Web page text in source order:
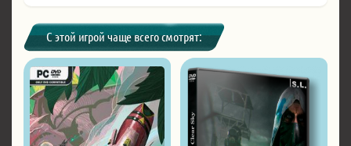
С этой игрой чаще всего смотрят: